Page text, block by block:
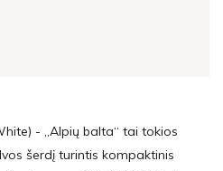
- ,,Alpių balta“ tai tokios
šerdį turintis kompaktinis